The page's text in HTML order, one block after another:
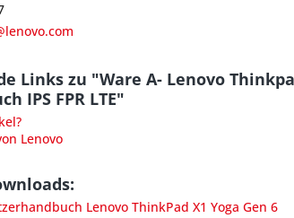
Links zu "Ware A- Lenovo
IPS FPR LTE"
Lenovo
Lenovo ThinkPad X1 Yoga Gen 6